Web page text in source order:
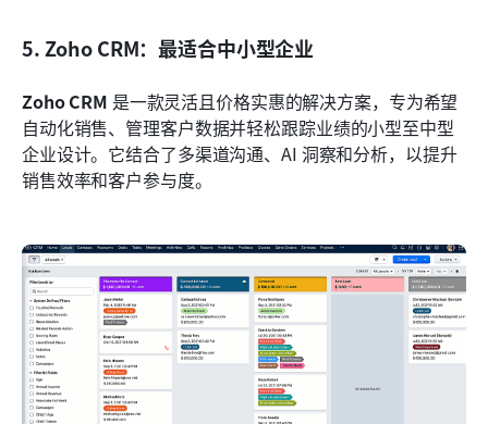
5. Zoho CRM：最适合中小型企业
Zoho CRM 是一款灵活且价格实惠的解决方案，专为希望
自动化销售、管理客户数据并轻松跟踪业绩的小型至中型
企业设计。它结合了多渠道沟通、AI 洞察和分析，以提升
销售效率和客户参与度。